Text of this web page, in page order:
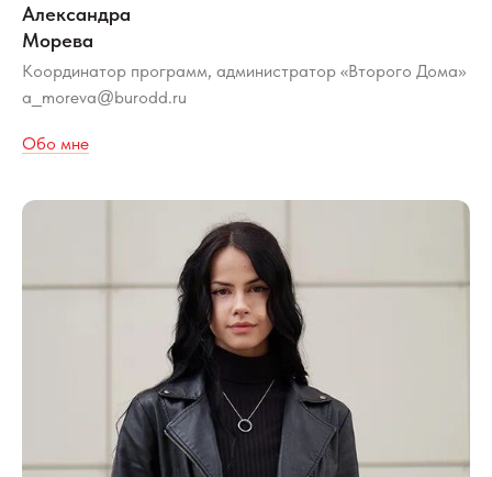
Александра
Морева
Координатор программ, администратор «Второго Дома»
a moreva@burodd.ru
Обо мне